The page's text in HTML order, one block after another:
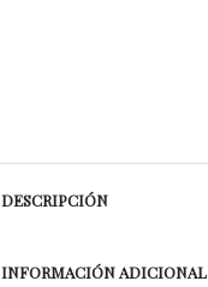
DESCRIPCIÓN
INFORMACIÓN ADICIONAL